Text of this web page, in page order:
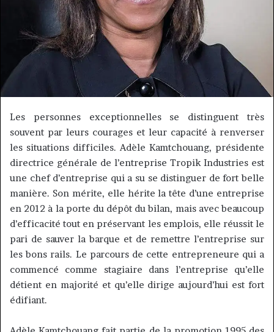
Les personnes exceptionnelles se distinguent très
souvent par leurs courages et leur capacité à renverser
les situations difficiles. Adèle Kamtchouang, présidente
directrice générale de l’entreprise Tropik Industries est
une chef d’entreprise qui a su se distinguer de fort belle
manière. Son mérite, elle hérite la tête d’une entreprise
en 2012 à la porte du dépôt du bilan, mais avec beaucoup
d’efficacité tout en préservant les emplois, elle réussit le
pari de sauver la barque et de remettre l’entreprise sur
les bons rails. Le parcours de cette entrepreneure qui a
commencé comme stagiaire dans l’entreprise qu’elle
détient en majorité et qu’elle dirige aujourd’hui est fort
édifiant.